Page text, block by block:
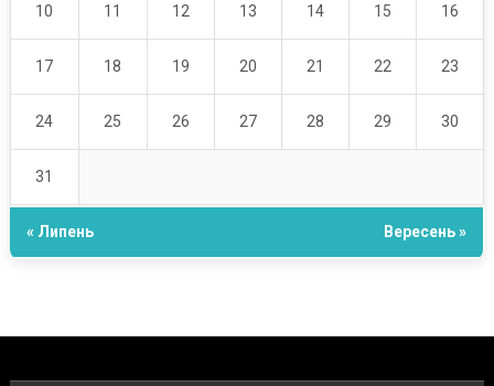
10 11 12 13 14 15 16
17 18 19 20 21 22 23
24 25 26 27 28 29 30
31
« Липень Вересень »